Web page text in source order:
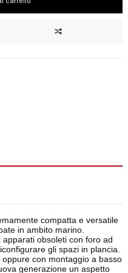
compatta e versatile
in ambito marino.
obsoleti con foro ad
gli spazi in plancia.
con montaggio a basso
generazione un aspetto